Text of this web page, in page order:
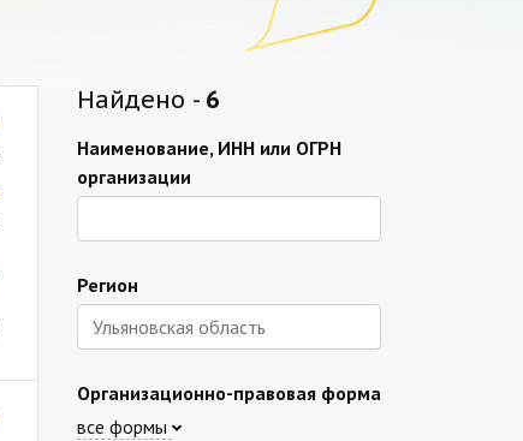
Найдено - 6
Наименование, ИНН или ОГРН
организации
Регион
Организационно-правовая форма
все формы